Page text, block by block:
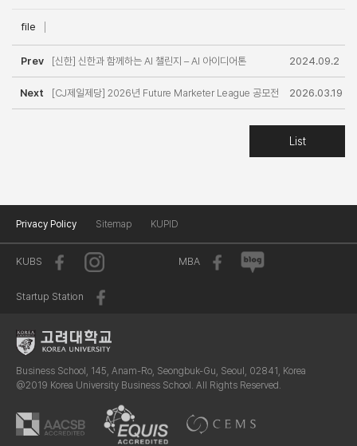
file
Prev [신한] 신한과 함께하는 AI 챌린지 – AI 아이디어톤 2024.09.2
7
Next [CJ제일제당] 2026년 Future Marketer League 공모전 2026.03.19
List
Privacy Policy Sitemap KUPID
KUBS MBA
Startup Station
Business School, 145, Anam-Ro, Seongbuk-Gu, Seoul, 02841, Korea
@2019 Korea University Business School. All Rights Reserved.